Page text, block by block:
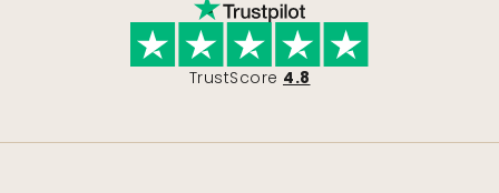
TrustScore 4.8